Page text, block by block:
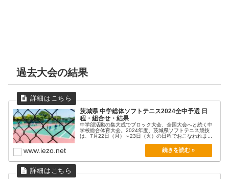
過去大会の結果
茨城県 中学総体ソフトテニス2024全中予選 日
程・組合せ・結果
中学部活動の集大成でブロック大会、全国大会へと続く中
学校総合体育大会。2024年度、茨城県ソフトテニス競技
は、7月22日（月）～23日（火）の日程でおこなわれま...
www.iezo.net